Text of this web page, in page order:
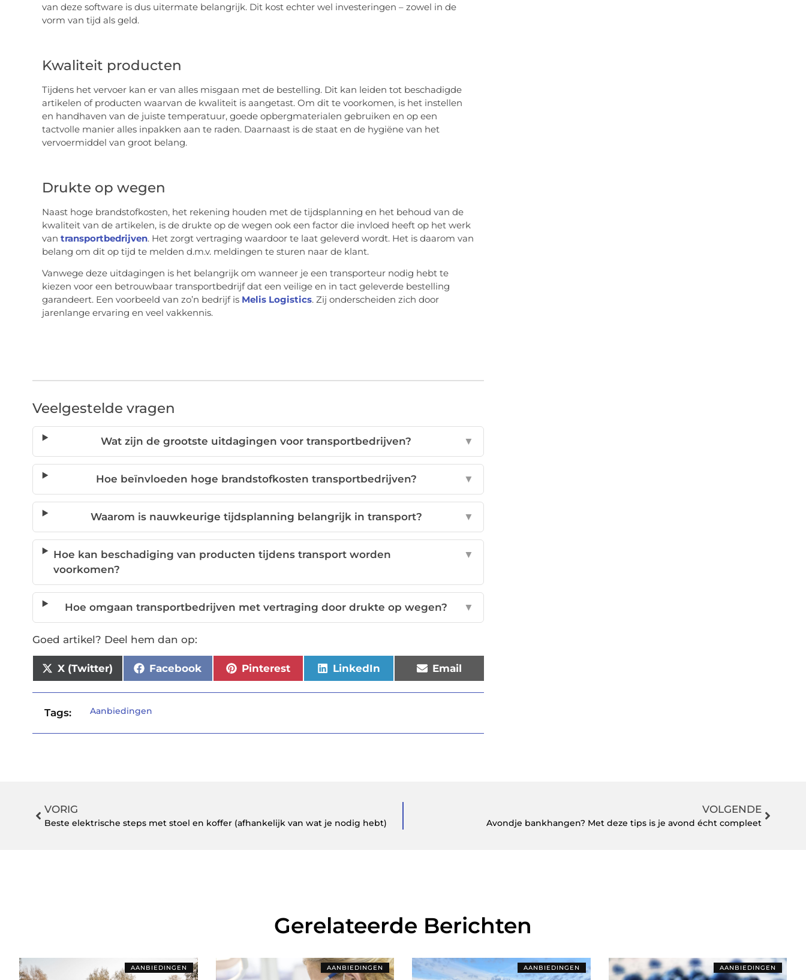
van deze software is dus uitermate belangrijk. Dit kost echter wel investeringen – zowel in de
vorm van tijd als geld.
Kwaliteit producten
Tijdens het vervoer kan er van alles misgaan met de bestelling. Dit kan leiden tot beschadigde
artikelen of producten waarvan de kwaliteit is aangetast. Om dit te voorkomen, is het instellen
en handhaven van de juiste temperatuur, goede opbergmaterialen gebruiken en op een
tactvolle manier alles inpakken aan te raden. Daarnaast is de staat en de hygiëne van het
vervoermiddel van groot belang.
Drukte op wegen
Naast hoge brandstofkosten, het rekening houden met de tijdsplanning en het behoud van de
kwaliteit van de artikelen, is de drukte op de wegen ook een factor die invloed heeft op het werk
van transportbedrijven. Het zorgt vertraging waardoor te laat geleverd wordt. Het is daarom van
belang om dit op tijd te melden d.m.v. meldingen te sturen naar de klant.
Vanwege deze uitdagingen is het belangrijk om wanneer je een transporteur nodig hebt te
kiezen voor een betrouwbaar transportbedrijf dat een veilige en in tact geleverde bestelling
garandeert. Een voorbeeld van zo’n bedrijf isMelis Logistics. Zij onderscheiden zich door
jarenlange ervaring en veel vakkennis.
Veelgestelde vragen
Wat zijn de grootste uitdagingen voor transportbedrijven? ▼
Hoe beïnvloeden hoge brandstofkosten transportbedrijven? ▼
Waarom is nauwkeurige tijdsplanning belangrijk in transport? ▼
Hoe kan beschadiging van producten tijdens transport worden
voorkomen?
▼
Hoe omgaan transportbedrijven met vertraging door drukte op wegen? ▼
Goed artikel? Deel hem dan op:
X (Twitter) Facebook Pinterest LinkedIn Email
Tags: Aanbiedingen
VORIG
Beste elektrische steps met stoel en koffer (afhankelijk van wat je nodig hebt)
VOLGENDE
Avondje bankhangen? Met deze tips is je avond écht compleet
Gerelateerde Berichten
AANBIEDINGEN AANBIEDINGEN AANBIEDINGEN AANBIEDINGEN